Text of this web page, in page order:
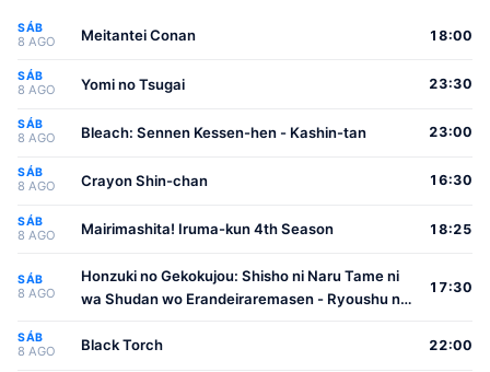
SÁB
8 AGO Meitantei Conan 18:00
SÁB
8 AGO Yomi no Tsugai 23:30
SÁB
8 AGO Bleach: Sennen Kessen-hen - Kashin-tan 23:00
SÁB
8 AGO Crayon Shin-chan 16:30
SÁB
8 AGO Mairimashita! Iruma-kun 4th Season 18:25
SÁB
8 AGO
Honzuki no Gekokujou: Shisho ni Naru Tame ni
wa Shudan wo Erandeiraremasen - Ryoushu no
17:30
SÁB
8 AGO Black Torch 22:00